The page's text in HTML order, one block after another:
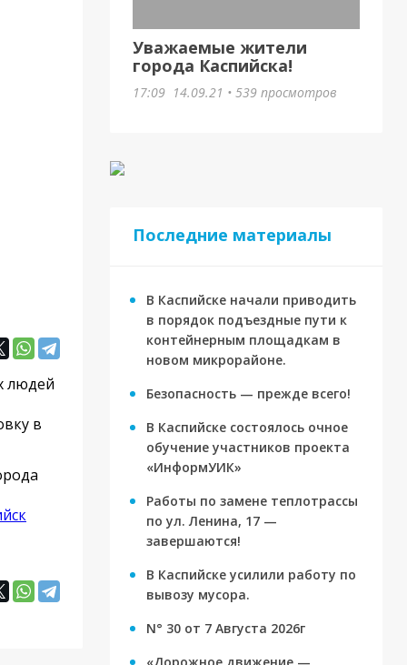
людей
в
Уважаемые жители
города Каспийска!
17:09 14.09.21 • 539 просмотров
Последние материалы
В Каспийске начали приводить
в порядок подъездные пути к
контейнерным площадкам в
новом микрорайоне.
Безопасность — прежде всего!
В Каспийске состоялось очное
обучение участников проекта
«ИнформУИК»
Работы по замене теплотрассы
по ул. Ленина, 17 —
завершаются!
В Каспийске усилили работу по
вывозу мусора.
N° 30 от 7 Августа 2026г